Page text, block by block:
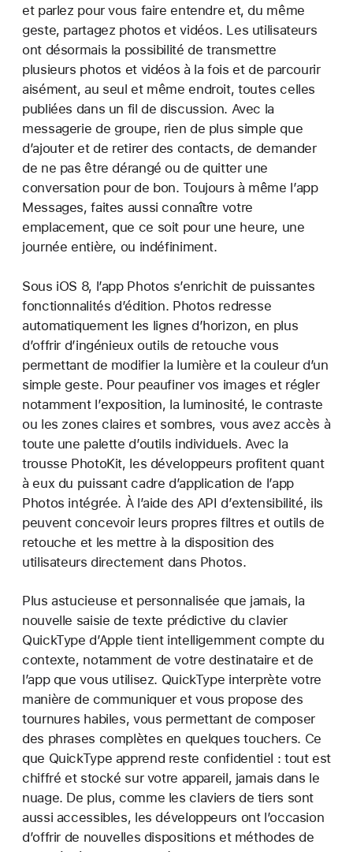
et parlez pour vous faire entendre et, du même
geste, partagez photos et vidéos. Les utilisateurs
ont désormais la possibilité de transmettre
plusieurs photos et vidéos à la fois et de parcourir
aisément, au seul et même endroit, toutes celles
publiées dans un fil de discussion. Avec la
messagerie de groupe, rien de plus simple que
d’ajouter et de retirer des contacts, de demander
de ne pas être dérangé ou de quitter une
conversation pour de bon. Toujours à même l’app
Messages, faites aussi connaître votre
emplacement, que ce soit pour une heure, une
journée entière, ou indéfiniment.
Sous iOS 8, l’app Photos s’enrichit de puissantes
fonctionnalités d’édition. Photos redresse
automatiquement les lignes d’horizon, en plus
d’offrir d’ingénieux outils de retouche vous
permettant de modifier la lumière et la couleur d’un
simple geste. Pour peaufiner vos images et régler
notamment l’exposition, la luminosité, le contraste
ou les zones claires et sombres, vous avez accès à
toute une palette d’outils individuels. Avec la
trousse PhotoKit, les développeurs profitent quant
à eux du puissant cadre d’application de l’app
Photos intégrée. À l’aide des API d’extensibilité, ils
peuvent concevoir leurs propres filtres et outils de
retouche et les mettre à la disposition des
utilisateurs directement dans Photos.
Plus astucieuse et personnalisée que jamais, la
nouvelle saisie de texte prédictive du clavier
QuickType d’Apple tient intelligemment compte du
contexte, notamment de votre destinataire et de
l’app que vous utilisez. QuickType interprète votre
manière de communiquer et vous propose des
tournures habiles, vous permettant de composer
des phrases complètes en quelques touchers. Ce
que QuickType apprend reste confidentiel : tout est
chiffré et stocké sur votre appareil, jamais dans le
nuage. De plus, comme les claviers de tiers sont
aussi accessibles, les développeurs ont l’occasion
d’offrir de nouvelles dispositions et méthodes de